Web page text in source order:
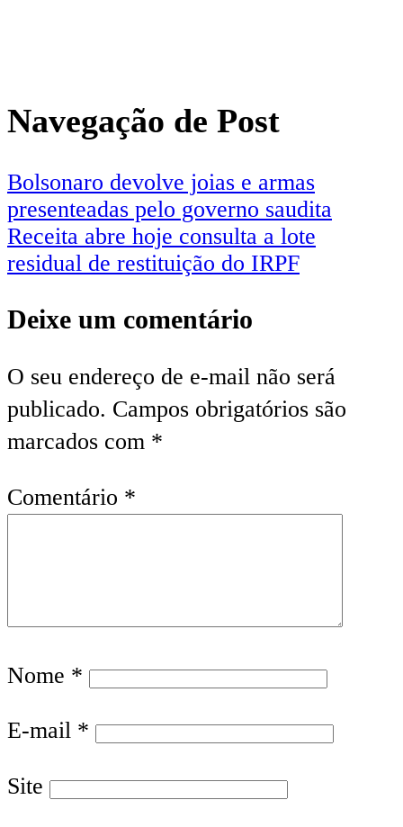
Navegação de Post
Bolsonaro devolve joias e armas
presenteadas pelo governo saudita
Receita abre hoje consulta a lote
residual de restituição do IRPF
Deixe um comentário
O seu endereço de e-mail não será
publicado. Campos obrigatórios são
marcados com *
Comentário *
Nome *
E-mail *
Site